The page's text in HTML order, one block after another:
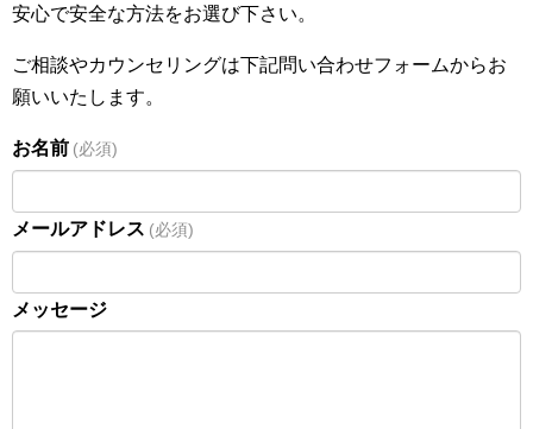
安心で安全な方法をお選び下さい。
ご相談やカウンセリングは下記問い合わせフォームからお
願いいたします。
お名前 (必須)
メールアドレス (必須)
メッセージ